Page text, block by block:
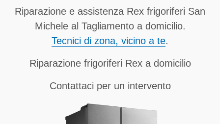
Riparazione e assistenza Rex frigoriferi San
Michele al Tagliamento a domicilio.
Tecnici di zona, vicino a te.
Riparazione frigoriferi Rex a domicilio
Contattaci per un intervento